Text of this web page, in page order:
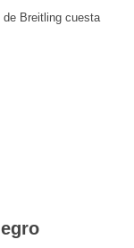
Breitling cuesta